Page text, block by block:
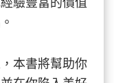
本書將幫助你